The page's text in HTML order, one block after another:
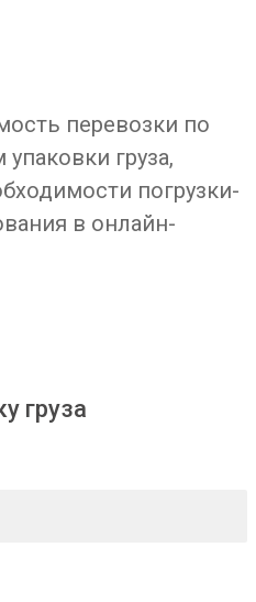
перевозки по
груза,
погрузки-
в онлайн-
груза